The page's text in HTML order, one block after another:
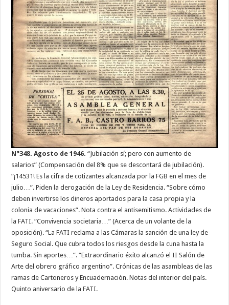
N°348. Agosto de 1946.“Jubilación sí; pero con aumento de
salarios” (Compensación del 8% que se descontará de jubilación).
“¡14531! Es la cifra de cotizantes alcanzada por la FGB en el mes de
julio…”. Piden la derogación de la Ley de Residencia. “Sobre cómo
deben invertirse los dineros aportados para la casa propia y la
colonia de vacaciones”. Nota contra el antisemitismo. Actividades de
la FATI. “Convivencia societaria…” (Acerca de un volante de la
oposición). “La FATI reclama a las Cámaras la sanción de una ley de
Seguro Social. Que cubra todos los riesgos desde la cuna hasta la
tumba. Sin aportes…”. “Extraordinario éxito alcanzó el II Salón de
Arte del obrero gráfico argentino”. Crónicas de las asambleas de las
ramas de Cartoneros y Encuadernación. Notas del interior del país.
Quinto aniversario de la FATI.